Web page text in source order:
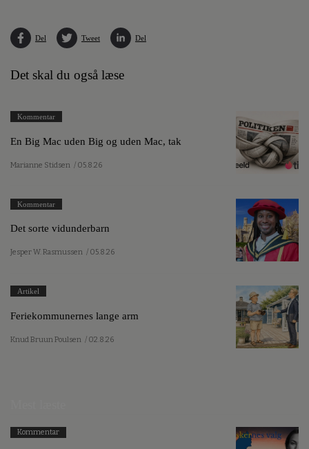
Del Tweet Del
Det skal du også læse
Kommentar
En Big Mac uden Big og uden Mac, tak
Marianne Stidsen / 05.8.26
Kommentar
Det sorte vidunderbarn
Jesper W. Rasmussen / 05.8.26
Artikel
Feriekommunernes lange arm
Knud Bruun Poulsen / 02.8.26
Kommentar